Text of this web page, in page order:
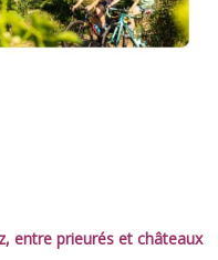
entre prieurés et châteaux